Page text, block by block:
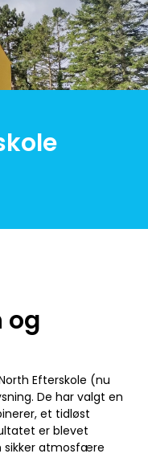
og
Efterskole (nu
De har valgt en
et tidløst
er blevet
sikker atmosfære